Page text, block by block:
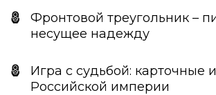
Фронтовой треугольник –
несущее надежду
Игра с судьбой: карточные
Российской империи